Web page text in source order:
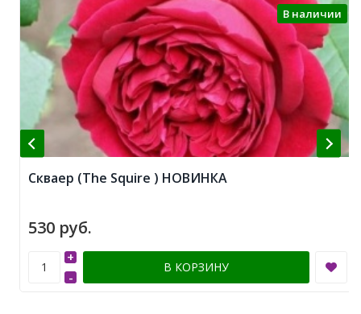
В наличии
Скваер (The Squire ) НОВИНКА
530 руб.
-
+
В КОРЗИНУ